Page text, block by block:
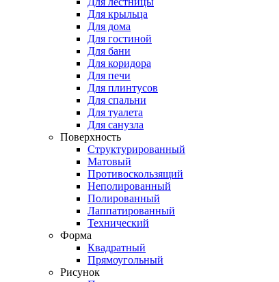
Для крыльца
Для дома
Для гостиной
Для бани
Для коридора
Для печи
Для плинтусов
Для спальни
Для туалета
Для санузла
Поверхность
Структурированный
Матовый
Противоскользящий
Неполированный
Полированный
Лаппатированный
Технический
Форма
Квадратный
Прямоугольный
Рисунок